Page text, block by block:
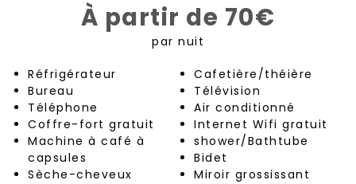
À partir de 70€
par nuit
Réfrigérateur
Cafetière/théière
Bureau
Télévision
Téléphone
Air conditionné
Coffre-fort gratuit
Internet Wifi gratuit
Machine à café à
capsules
shower/Bathtube
Bidet
Sèche-cheveux
Miroir grossissant